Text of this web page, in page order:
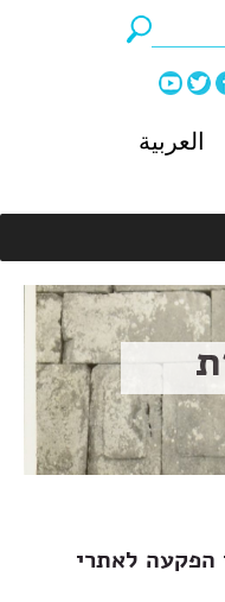
العربية
שנה: צווי הפקעה לאתרי